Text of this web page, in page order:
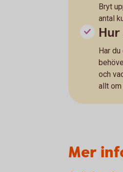
Bryt
antal
Hur
Har
och
allt om
Mer